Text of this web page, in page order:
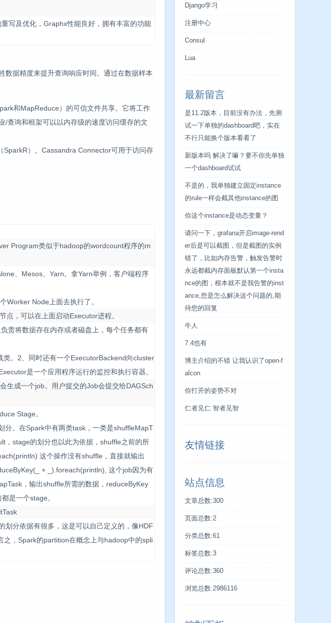
写及优化，Graphx性能良好，拥有丰富的功能
据精度来提升查询响应时间。通过在数据样本
和MapReduce）的可信文件共享。它将工作
/查询和框架可以以内存级的速度访问缓存的文
）。Cassandra Connector可用于访问存
Program类似于hadoop的wordcount程序的m
、Mesos、Yarn。拿Yarn举例，客户端程序
Worker Node上面去执行了。
，可以在上面启动Executor进程。
责将数据存在内存或者磁盘上，每个任务都有
。2、同时还有一个ExecutorBackend向cluster
是一个应用程序运行的监控和执行容器。
生成一个job。用户提交的Job会提交给DAGSch
Stage。
分。在Spark中有两类task，一类是shuffleMapT
，stage的划分也以此为依据，shuffle之前的所
这个操作没有shuffle，直接就输出
+ _).foreach(println), 这个job因为有
，输出shuffle所需的数据，reduceByKey
是一个stage。
分依据有很多，这是可以自己定义的，像HDF
，Spark的partition在概念上与hadoop中的spli
Django学习
注册中心
Consul
Lua
最新留言
是11.2版本，目前没有办法，先测
试一下单独的dashboard吧，实在
不行只能换个版本看看了
新版本吗 解决了嘛？要不你先单独
一个dashboard试试
不是的，我单独建立固定instance
的rule一样会截其他instance的图
你这个instance是动态变量？
请问一下，grafana开启image-rend
er后是可以截图，但是截图的实例
错了，比如内存告警，触发告警时
永远都截内存面板默认第一个insta
nce的图，根本就不是我告警的inst
ance,您是怎么解决这个问题的,期
待您的回复
牛人
7.4也有
博主介绍的不错 让我认识了open-f
alcon
你打开的姿势不对
仁者见仁 智者见智
友情链接
站点信息
文章总数:300
页面总数:2
分类总数:61
标签总数:3
评论总数:360
浏览总数:2986116